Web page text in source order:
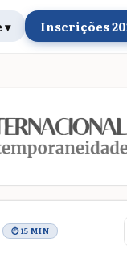
▾ Inscrições
⏱ 15 MIN